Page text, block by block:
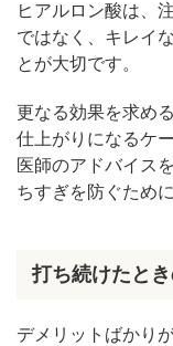
ヒアルロン酸は、
ではなく、キレイ
とが大切です。
更なる効果を求め
仕上がりになるケ
医師のアドバイス
ちすぎを防ぐため
打ち続けたと
デメリットばかり